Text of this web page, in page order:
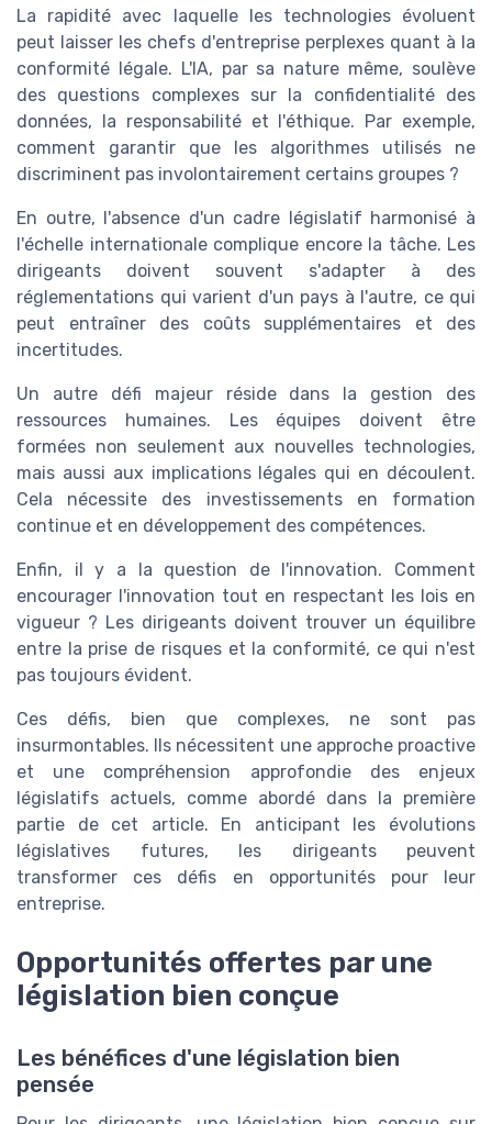
La rapidité avec laquelle les technologies évoluent
peut laisser les chefs d'entreprise perplexes quant à la
conformité légale. L'IA, par sa nature même, soulève
des questions complexes sur la confidentialité des
données, la responsabilité et l'éthique. Par exemple,
comment garantir que les algorithmes utilisés ne
discriminent pas involontairement certains groupes ?
En outre, l'absence d'un cadre législatif harmonisé à
l'échelle internationale complique encore la tâche. Les
dirigeants doivent souvent s'adapter à des
réglementations qui varient d'un pays à l'autre, ce qui
peut entraîner des coûts supplémentaires et des
incertitudes.
Un autre défi majeur réside dans la gestion des
ressources humaines. Les équipes doivent être
formées non seulement aux nouvelles technologies,
mais aussi aux implications légales qui en découlent.
Cela nécessite des investissements en formation
continue et en développement des compétences.
Enfin, il y a la question de l'innovation. Comment
encourager l'innovation tout en respectant les lois en
vigueur ? Les dirigeants doivent trouver un équilibre
entre la prise de risques et la conformité, ce qui n'est
pas toujours évident.
Ces défis, bien que complexes, ne sont pas
insurmontables. Ils nécessitent une approche proactive
et une compréhension approfondie des enjeux
législatifs actuels, comme abordé dans la première
partie de cet article. En anticipant les évolutions
législatives futures, les dirigeants peuvent
transformer ces défis en opportunités pour leur
entreprise.
Opportunités offertes par une
législation bien conçue
Les bénéfices d'une législation bien
pensée